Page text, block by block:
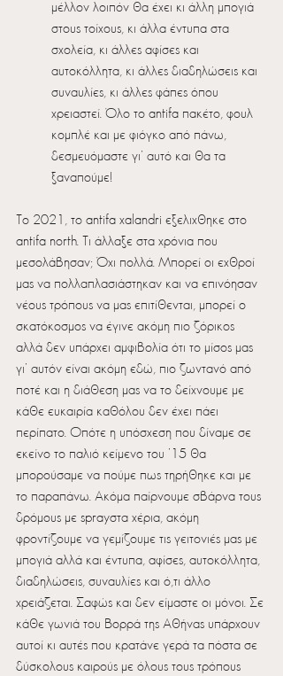
μέλλον λοιπόν θα έχει κι άλλη μπογιά
στους τοίχους, κι άλλα έντυπα στα
σχολεία, κι άλλες αφίσες και
αυτοκόλλητα, κι άλλες διαδηλώσεις και
συναυλίες, κι άλλες φάπες όπου
χρειαστεί. Όλο το antifa πακέτο, φουλ
κομπλέ και με φιόγκο από πάνω,
δεσμευόμαστε γι’ αυτό και θα τα
ξαναπούμε!
Το 2021, το antifa xalandri εξελιχθηκε στο
antifa north. Τι άλλαξε στα χρόνια που
μεσολάβησαν; Όχι πολλά. Μπορεί οι εχθροί
μας να πολλαπλασιάστηκαν και να επινόησαν
νέους τρόπους να μας επιτίθενται, μπορεί ο
σκατόκοσμος να έγινε ακόμη πιο ζόρικος
αλλά δεν υπάρχει αμφιβολία ότι το μίσος μας
γι’ αυτόν είναι ακόμη εδώ, πιο ζωντανό από
ποτέ και η διάθεση μας να το δείχνουμε με
κάθε ευκαιρία καθόλου δεν έχει πάει
περίπατο. Οπότε η υπόσχεση που δίναμε σε
εκείνο το παλιό κείμενο του ’15 θα
μπορούσαμε να πούμε πως τηρήθηκε και με
το παραπάνω. Ακόμα παίρνουμε σβάρνα τους
δρόμους με sprayστα χέρια, ακόμη
φροντίζουμε να γεμίζουμε τις γειτονιές μας με
μπογιά αλλά και έντυπα, αφίσες, αυτοκόλλητα,
διαδηλώσεις, συναυλίες και ό,τι άλλο
χρειάζεται. Σαφώς και δεν είμαστε οι μόνοι. Σε
κάθε γωνιά του Βορρά της Αθήνας υπάρχουν
αυτοί κι αυτές που κρατάνε γερά τα πόστα σε
δύσκολους καιρούς με όλους τους τρόπους